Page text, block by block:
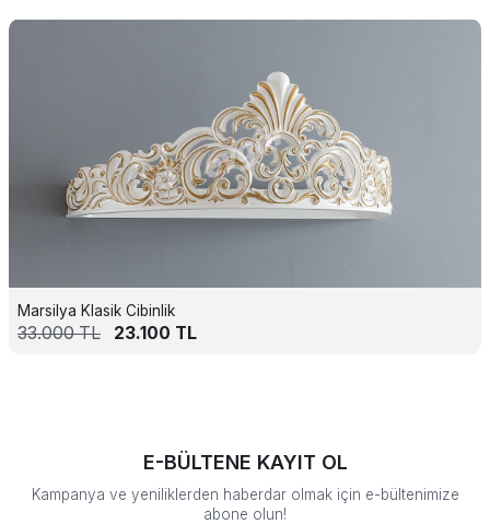
Marsilya Klasik Cibinlik
33.000TL 23.100 TL
E-BÜLTENE KAYIT OL
Kampanya ve yeniliklerden haberdar olmak için e-bültenimize
abone olun!